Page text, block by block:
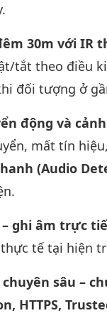
30m với IR
tắt theo điều
đối tượng ở
động và
mất tín
(Audio
ghi âm trực
tế tại hiện
sâu –
HTTPS,